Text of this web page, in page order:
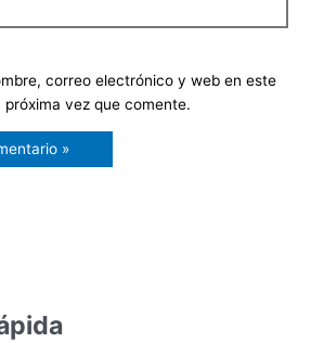
correo electrónico y web en este
próxima vez que comente.